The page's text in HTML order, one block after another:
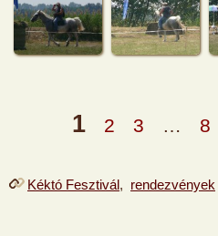
1 2 3 … 8
Kéktó Fesztivál, rendezvények